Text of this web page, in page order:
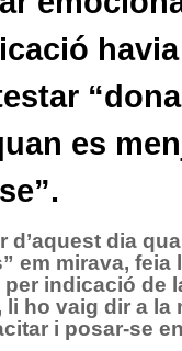
es
d’aquest dia
em mirava, feia
per indicació de
li ho vaig dir a la
i posar-se